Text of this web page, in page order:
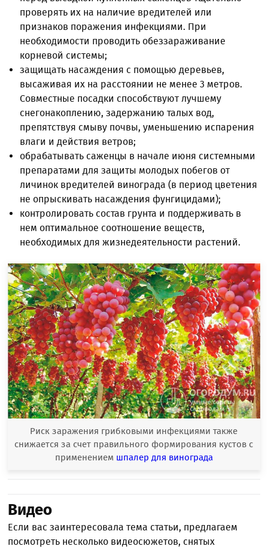
проверять их на наличие вредителей или
признаков поражения инфекциями. При
необходимости проводить обеззараживание
корневой системы;
защищать насаждения с помощью деревьев,
высаживая их на расстоянии не менее 3 метров.
Совместные посадки способствуют лучшему
снегонакоплению, задержанию талых вод,
препятствуя смыву почвы, уменьшению испарения
влаги и действия ветров;
обрабатывать саженцы в начале июня системными
препаратами для защиты молодых побегов от
личинок вредителей винограда (в период цветения
не опрыскивать насаждения фунгицидами);
контролировать состав грунта и поддерживать в
нем оптимальное соотношение веществ,
необходимых для жизнедеятельности растений.
Риск заражения грибковыми инфекциями также
снижается за счет правильного формирования кустов с
применением шпалер для винограда
Видео
Если вас заинтересовала тема статьи, предлагаем
посмотреть несколько видеосюжетов, снятых